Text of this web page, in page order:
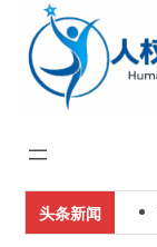
content
头条新闻